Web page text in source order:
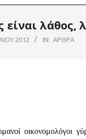
λάθος,
2012 IN: ΆΡΘΡΑ
οικονομολόγοι